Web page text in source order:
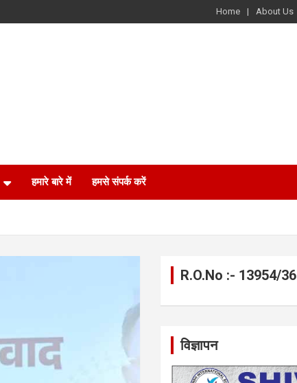
Home About Us
हमारे बारे में हमसे संपर्क करें
R.O.No :- 13954/36
विज्ञापन